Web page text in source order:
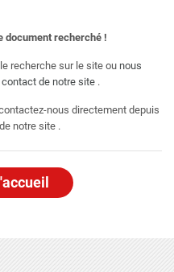
document recherché !
recherche sur le site ou nous
de notre site .
nous directement depuis
de notre site .